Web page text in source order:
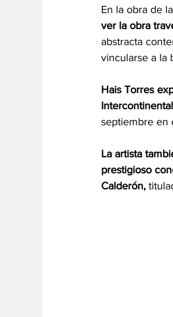
En la obra de
ver la obra
abstracta
vincularse a la
Hais Torres
septiembre en
La artista
prestigioso
Calderón,